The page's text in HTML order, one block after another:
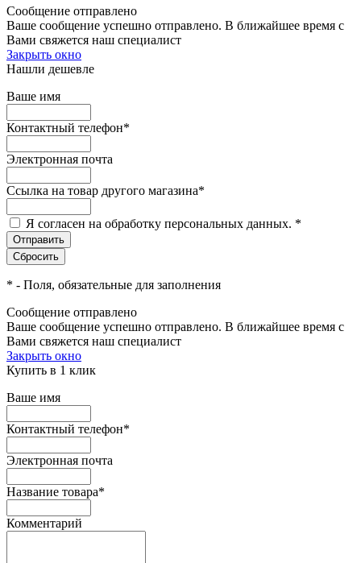
Сообщение отправлено
Ваше сообщение успешно отправлено. В ближайшее время с
Вами свяжется наш специалист
Закрыть окно
Нашли дешевле
Ваше имя
Контактный телефон*
Электронная почта
Ссылка на товар другого магазина*
Я согласен на обработку персональных данных. *
* - Поля, обязательные для заполнения
Сообщение отправлено
Ваше сообщение успешно отправлено. В ближайшее время с
Вами свяжется наш специалист
Закрыть окно
Купить в 1 клик
Ваше имя
Контактный телефон*
Электронная почта
Название товара*
Комментарий